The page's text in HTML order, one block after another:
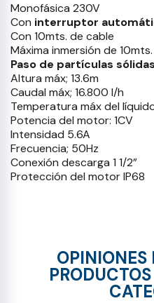
Monofásica 230V
Con interruptor
Con 10mts. de cable
Máxima inmersión de 10mts.
Paso de partículas
Altura máx; 13.6m
Caudal máx; 16.800 l/h
Temperatura máx del
Potencia del motor: 1CV
Intensidad 5.6A
Frecuencia; 50Hz
Conexión descarga 1 1/2”
Protección del motor IP68
OPINIONES